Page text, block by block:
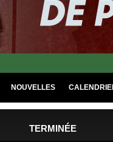
NOUVELLES
TERMINÉE